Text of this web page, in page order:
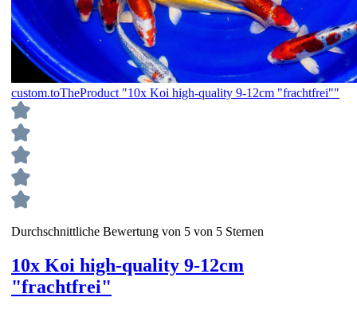
custom.toTheProduct "10x Koi high-quality 9-12cm "frachtfrei""
Durchschnittliche Bewertung von 5 von 5 Sternen
10x Koi high-quality 9-12cm
"frachtfrei"